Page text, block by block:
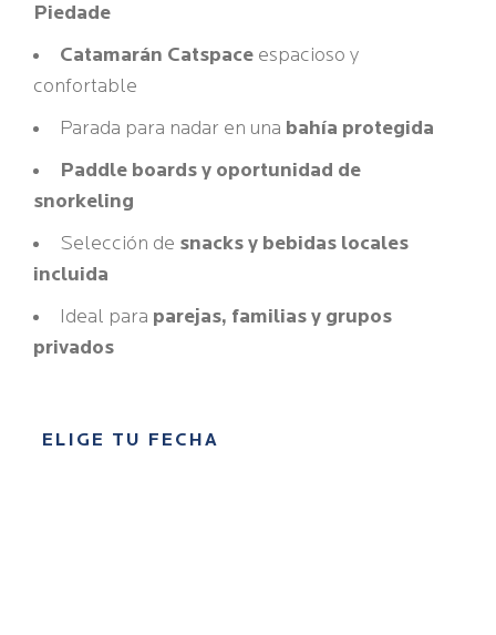
Piedade
Catamarán Catspace espacioso y
confortable
Parada para nadar en una bahía protegida
Paddle boards y oportunidad de
snorkeling
Selección de snacks y bebidas locales
incluida
Ideal para parejas, familias y grupos
privados
ELIGE TU FECHA